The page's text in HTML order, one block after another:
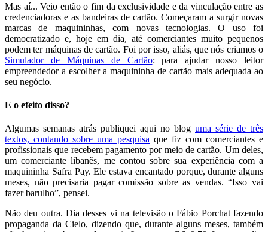
Mas aí... Veio então o fim da exclusividade e da vinculação entre as
credenciadoras e as bandeiras de cartão. Começaram a surgir novas
marcas de maquininhas, com novas tecnologias. O uso foi
democratizado e, hoje em dia, até comerciantes muito pequenos
podem ter máquinas de cartão. Foi por isso, aliás, que nós criamos o
Simulador de Máquinas de Cartão: para ajudar nosso leitor
empreendedor a escolher a maquininha de cartão mais adequada ao
seu negócio.
E o efeito disso?
Algumas semanas atrás publiquei aqui no blog uma série de três
textos, contando sobre uma pesquisa que fiz com comerciantes e
profissionais que recebem pagamento por meio de cartão. Um deles,
um comerciante libanês, me contou sobre sua experiência com a
maquininha Safra Pay. Ele estava encantado porque, durante alguns
meses, não precisaria pagar comissão sobre as vendas. “Isso vai
fazer barulho”, pensei.
Não deu outra. Dia desses vi na televisão o Fábio Porchat fazendo
propaganda da Cielo, dizendo que, durante alguns meses, também